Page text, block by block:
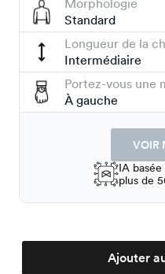
Morphologie
Standard
Longueur de la
Intermédiaire
Portez-vous une
À gauche
VOIR
IA
plus de
Ajouter